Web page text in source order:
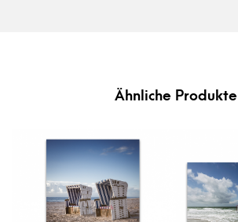
Ähnliche Produkte